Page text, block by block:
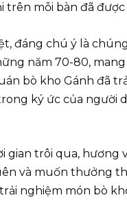
trên mỗi bàn đã
đáng chú ý là
năm 70-80,
bò kho Gánh đã
ký ức của người
gian trôi qua, hương
và muốn thưởng
nghiệm món bò